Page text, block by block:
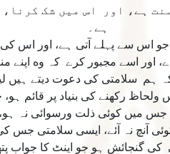
ہے، اور اس ميں شک
ہے۔
اس سے پہلے آتى ہے، اور اس كى
اسے مجبور كرے كہ وه اپنے
كہ ہم سلامتى كى دعوت ديتے ہيں
ولحاظ ركھنے كى بنياد پر
ميں كوئى ذلت ورسوائى نہ
آنچ نہ آئے، ايسى سلامتى
گنجائش ہو جو اينٹ كا جواب